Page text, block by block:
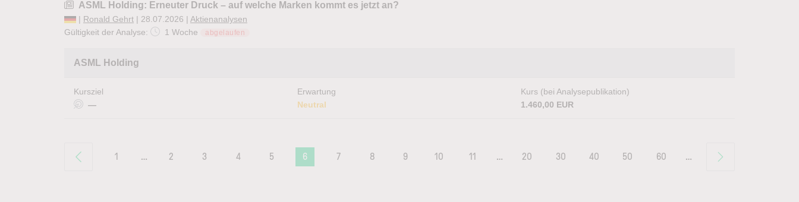
ASML Holding: Erneuter Druck – auf welche Marken kommt es jetzt an?
| Ronald Gehrt | 28.07.2026 | Aktienanalysen
Gültigkeit der Analyse:
1 Woche abgelaufen
ASML Holding
Kursziel
—
Erwartung
Neutral
Kurs (bei Analysepublikation)
1.460,00 EUR
1 … 2 3 4 5 6 7 8 9 10 11 … 20 30 40 50 60 …